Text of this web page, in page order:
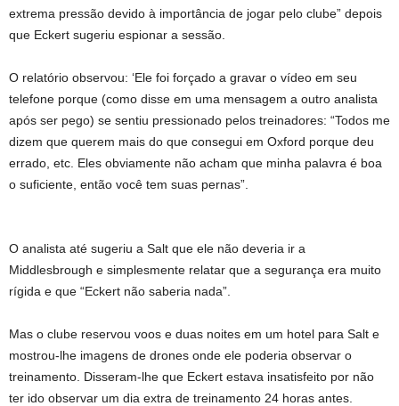
extrema pressão devido à importância de jogar pelo clube” depois
que Eckert sugeriu espionar a sessão.
O relatório observou: ‘Ele foi forçado a gravar o vídeo em seu
telefone porque (como disse em uma mensagem a outro analista
após ser pego) se sentiu pressionado pelos treinadores: “Todos me
dizem que querem mais do que consegui em Oxford porque deu
errado, etc. Eles obviamente não acham que minha palavra é boa
o suficiente, então você tem suas pernas”.
O analista até sugeriu a Salt que ele não deveria ir a
Middlesbrough e simplesmente relatar que a segurança era muito
rígida e que “Eckert não saberia nada”.
Mas o clube reservou voos e duas noites em um hotel para Salt e
mostrou-lhe imagens de drones onde ele poderia observar o
treinamento. Disseram-lhe que Eckert estava insatisfeito por não
ter ido observar um dia extra de treinamento 24 horas antes.